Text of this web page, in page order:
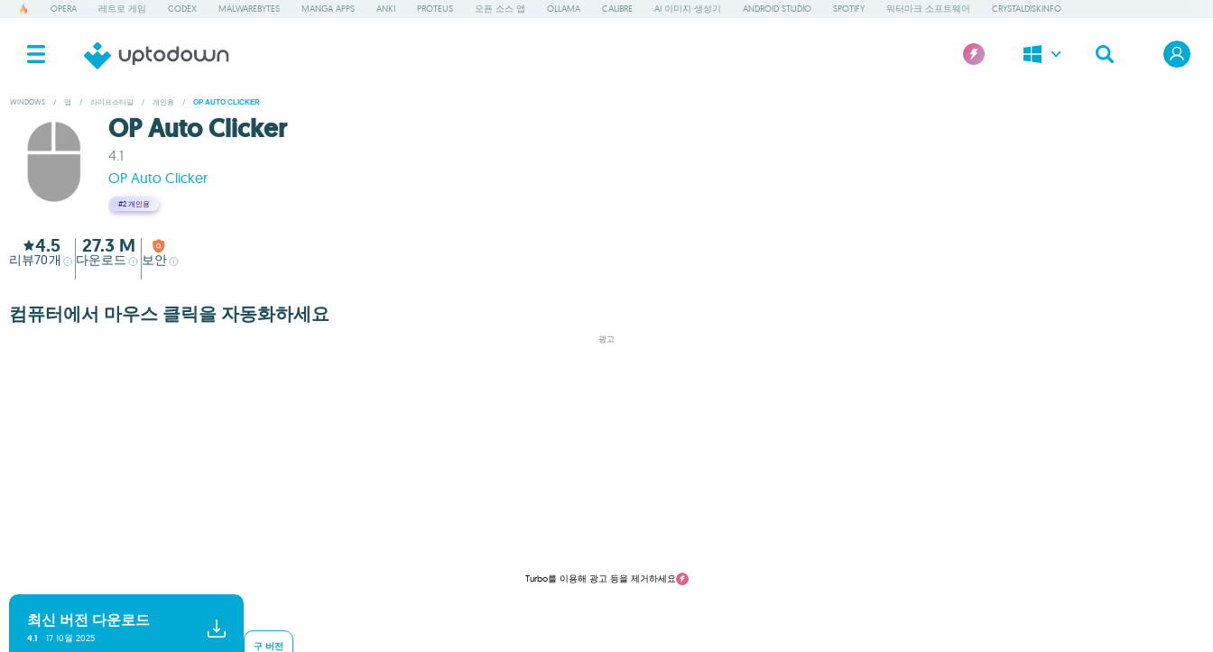
OPERA 레트로 게임 CODEX MALWAREBYTES MANGA APPS ANKI PROTEUS 오픈 소스 앱 OLLAMA CALIBRE AI 이미지 생성기 ANDROID STUDIO SPOTIFY 워터마크 소프트웨어 CRYSTALDISKINFO
WINDOWS / 앱 / 라이프스타일 / 개인용 / OP AUTO CLICKER
OP Auto Clicker
4.1
OP Auto Clicker
#2 개인용
4.5
리뷰70개
27.3 M
다운로드 보안
컴퓨터에서 마우스 클릭을 자동화하세요
광고
Turbo를 이용해 광고 등을 제거하세요
최신 버전 다운로드
4.1 17 10월 2025
구 버전